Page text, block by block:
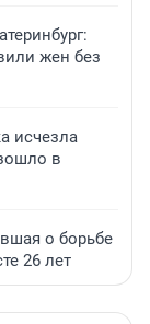
жен без
исчезла
в
о борьбе
26 лет